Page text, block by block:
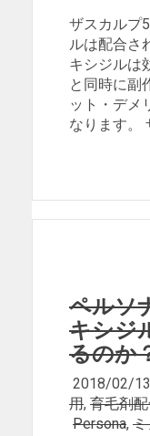
ザスカルプ
ルは配合さ
キシジルは
と同時に副
ット・デメ
なります。
ペルソ
キシジ
るのか
2018/02/13
用, 育毛剤
Persona,